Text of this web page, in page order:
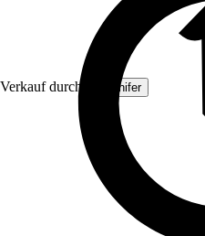
Verkauf durch: Organifer